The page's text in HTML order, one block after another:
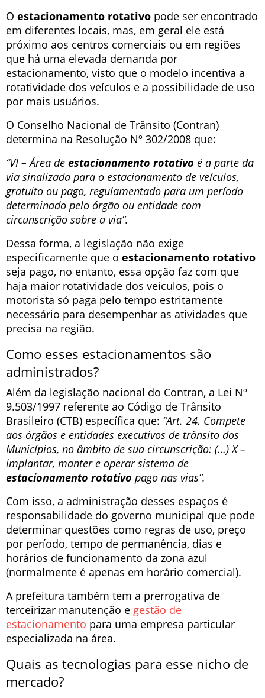
O estacionamento rotativo pode ser encontrado
em diferentes locais, mas, em geral ele está
próximo aos centros comerciais ou em regiões
que há uma elevada demanda por
estacionamento, visto que o modelo incentiva a
rotatividade dos veículos e a possibilidade de uso
por mais usuários.
O Conselho Nacional de Trânsito (Contran)
determina na Resolução Nº 302/2008 que:
“VI – Área de estacionamento rotativo é a parte da
via sinalizada para o estacionamento de veículos,
gratuito ou pago, regulamentado para um período
determinado pelo órgão ou entidade com
circunscrição sobre a via”.
Dessa forma, a legislação não exige
especificamente que o estacionamento rotativo
seja pago, no entanto, essa opção faz com que
haja maior rotatividade dos veículos, pois o
motorista só paga pelo tempo estritamente
necessário para desempenhar as atividades que
precisa na região.
Como esses estacionamentos são
administrados?
Além da legislação nacional do Contran, a Lei Nº
9.503/1997 referente ao Código de Trânsito
Brasileiro (CTB) específica que: “Art. 24. Compete
aos órgãos e entidades executivos de trânsito dos
Municípios, no âmbito de sua circunscrição: (…) X –
implantar, manter e operar sistema de
estacionamento rotativo pago nas vias”.
Com isso, a administração desses espaços é
responsabilidade do governo municipal que pode
determinar questões como regras de uso, preço
por período, tempo de permanência, dias e
horários de funcionamento da zona azul
(normalmente é apenas em horário comercial).
A prefeitura também tem a prerrogativa de
terceirizar manutenção e gestão de
estacionamento para uma empresa particular
especializada na área.
Quais as tecnologias para esse nicho de
mercado?